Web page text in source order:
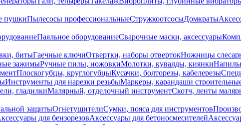
пушкиПылесосы профессиональныеСтружкоотсосыДомкраты
Паяльное оборудованиеСварочные маски, аксессуары
битыГаечные ключиОтвертки, наборы отвертокНожницы
зажимыРучные пилы, ножовкиМолотки, кувалды, киянки
Плоскогубцы, круглогубцыКусачки, болторезы, кабелерезы
Инструменты для нарезки резьбыМаркеры, карандаши
гладилкиМалярный, отделочный инструментСкотч, ленты
защитыОгнетушителиСумки, пояса для инструментов
для бензорезовАксессуары для бетоносмесителей